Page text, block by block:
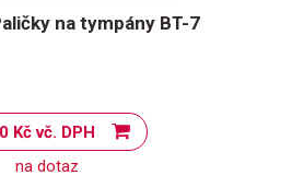
na tympány BT-7
1 690 Kč vč. DPH
na dotaz